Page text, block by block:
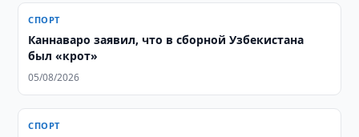
СПОРТ
Каннаваро заявил, что в сборной Узбекистана
был «крот»
05/08/2026
СПОРТ